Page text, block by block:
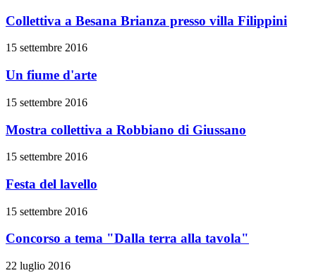
Collettiva a Besana Brianza presso villa Filippini
15 settembre 2016
Un fiume d'arte
15 settembre 2016
Mostra collettiva a Robbiano di Giussano
15 settembre 2016
Festa del lavello
15 settembre 2016
Concorso a tema "Dalla terra alla tavola"
22 luglio 2016